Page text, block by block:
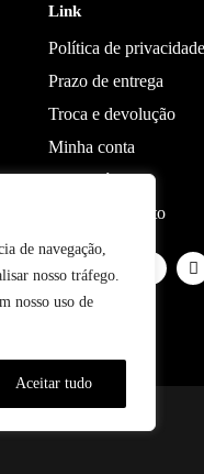
de navegação,
nosso tráfego.
nosso uso de
Aceitar tudo
Link
Política de privacidade
Prazo de entrega
Troca e devolução
Minha conta
Entre em contato